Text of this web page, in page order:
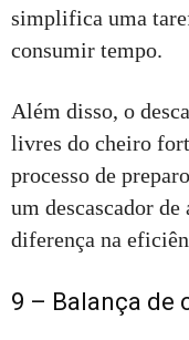
simplifica uma
consumir tempo.
Além disso, o
livres do cheiro
processo de
um descascador
diferença na
9 – Balança de